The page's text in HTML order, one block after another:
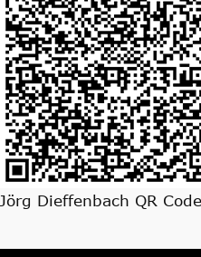
Jörg Dieffenbach QR